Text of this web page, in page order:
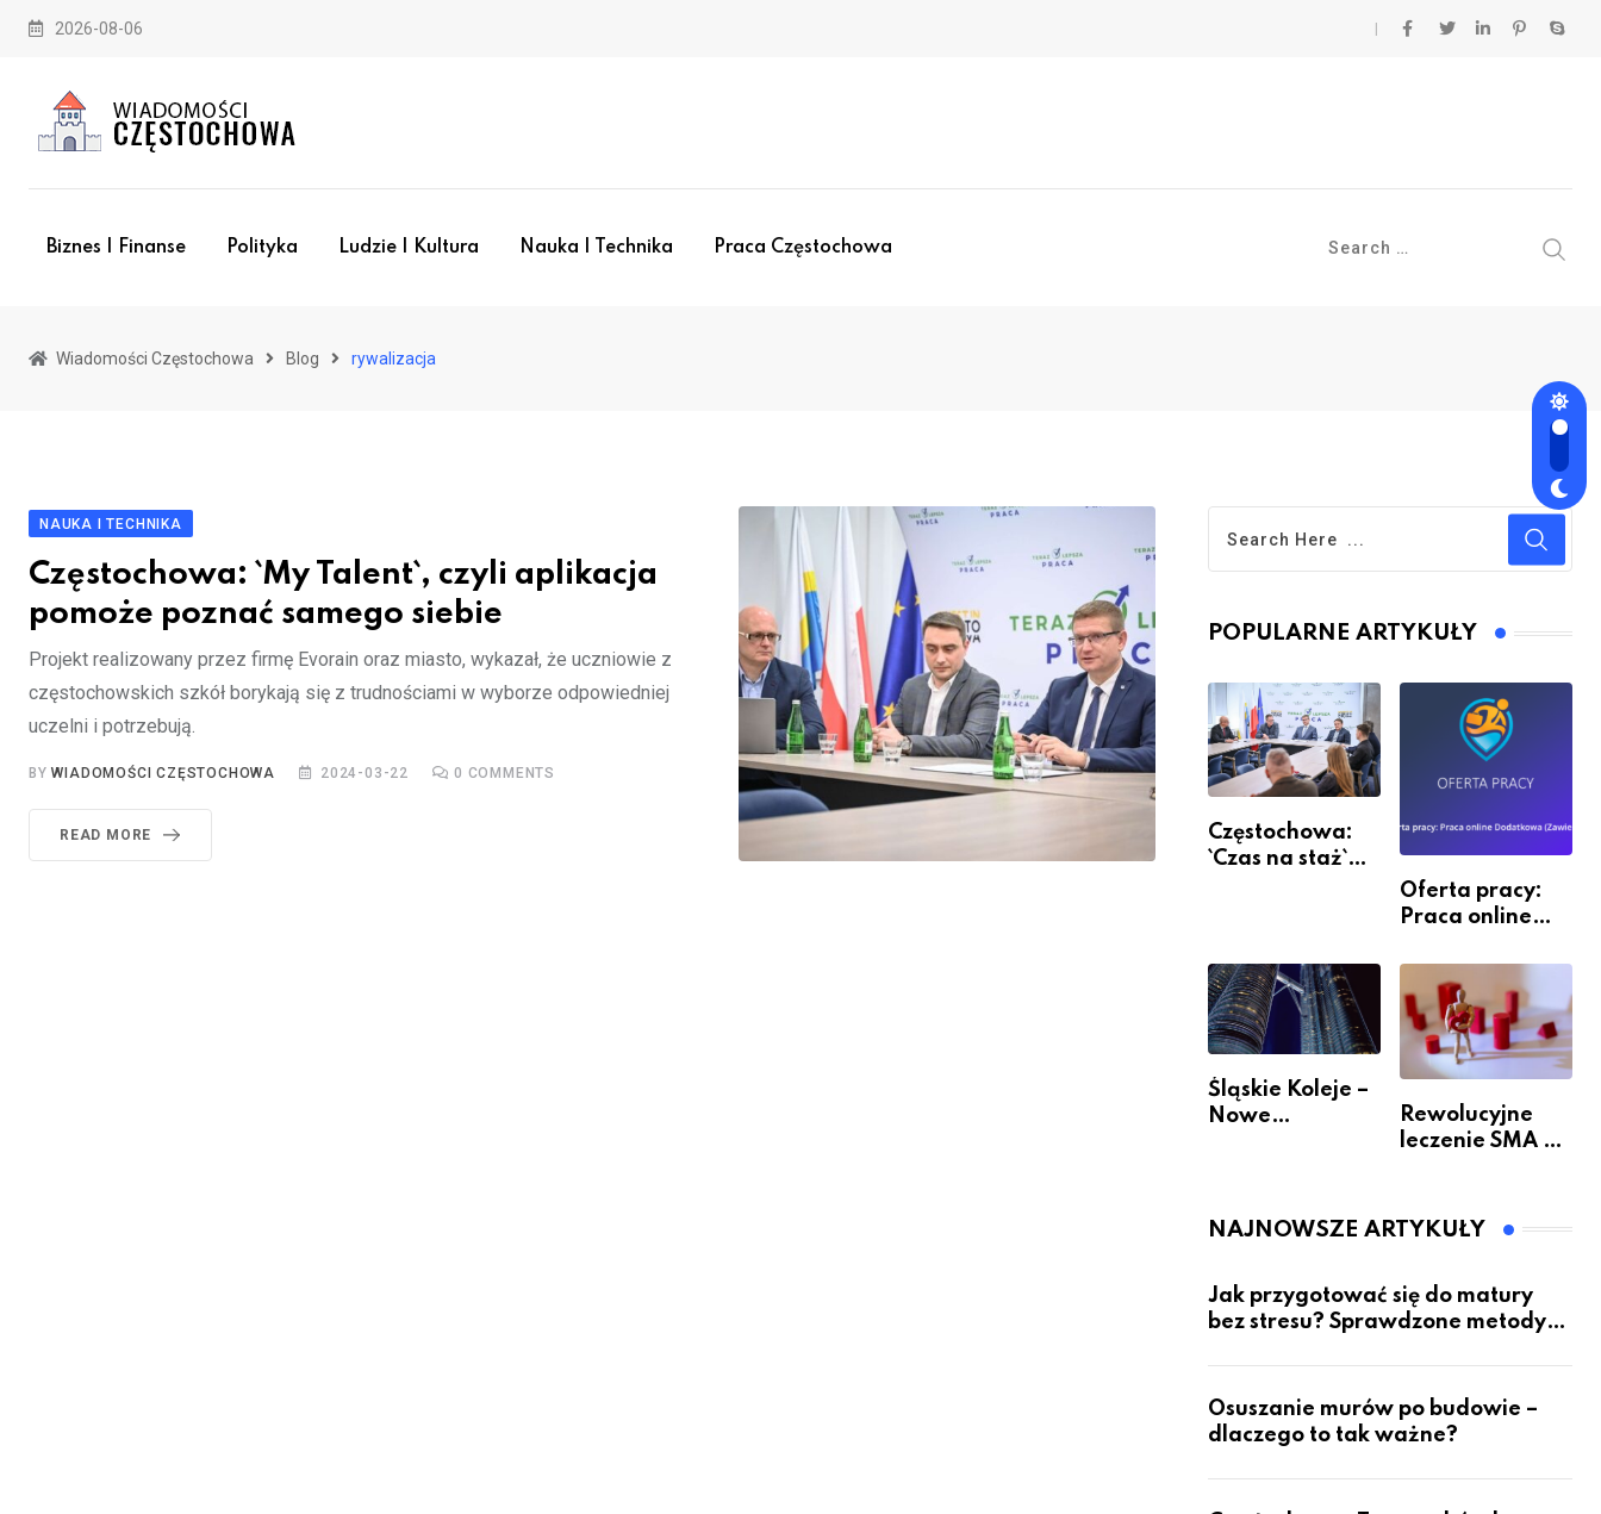
Skip
2026-08-06
Biznes I Finanse Polityka Ludzie I Kultura Nauka I Technika Praca Częstochowa
Wiadomości Częstochowa Blog rywalizacja
NAUKA I TECHNIKA
Częstochowa: `My Talent`, czyli aplikacja
pomoże poznać samego siebie
Projekt realizowany przez firmę Evorain oraz miasto, wykazał, że uczniowie z
częstochowskich szkół borykają się z trudnościami w wyborze odpowiedniej
uczelni i potrzebują.
BYWIADOMOŚCI CZĘSTOCHOWA 2024-03-22 0 COMMENTS
READ MORE
POPULARNE ARTYKUŁY
Częstochowa:
`Czas na staż`
Oferta pracy:
Praca online
(Zawiercie)
Śląskie Koleje –
Nowe
Rewolucyjne
leczenie SMA –
pacjentów?
NAJNOWSZE ARTYKUŁY
Jak przygotować się do matury
bez stresu? Sprawdzone metody
Osuszanie murów po budowie –
dlaczego to tak ważne?